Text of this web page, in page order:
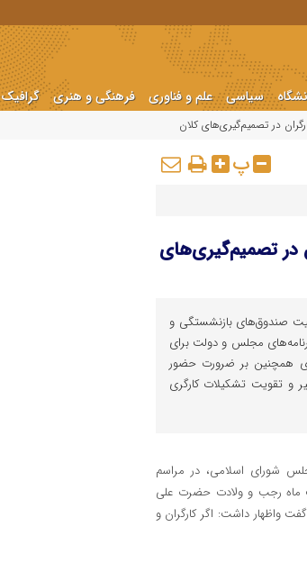
سیاسی علم و فناوری فرهنگی و هنری گرافیک
در تصمیم‌گیری‌های کلان
پ
تصمیم‌گیری‌های
صندوق‌های بازنشستگی و
مجلس و دولت برای
همچنین بر ضرورت حضور
و تقویت تشکیلات کارگری
شورای اسلامی، در مراسم
ماه رجب و ولادت حضرت علی
واظهار داشت: اگر کارگران و